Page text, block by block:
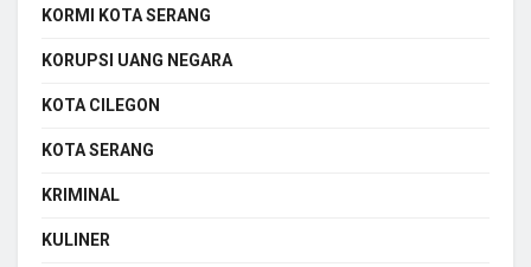
KORMI KOTA SERANG
KORUPSI UANG NEGARA
KOTA CILEGON
KOTA SERANG
KRIMINAL
KULINER